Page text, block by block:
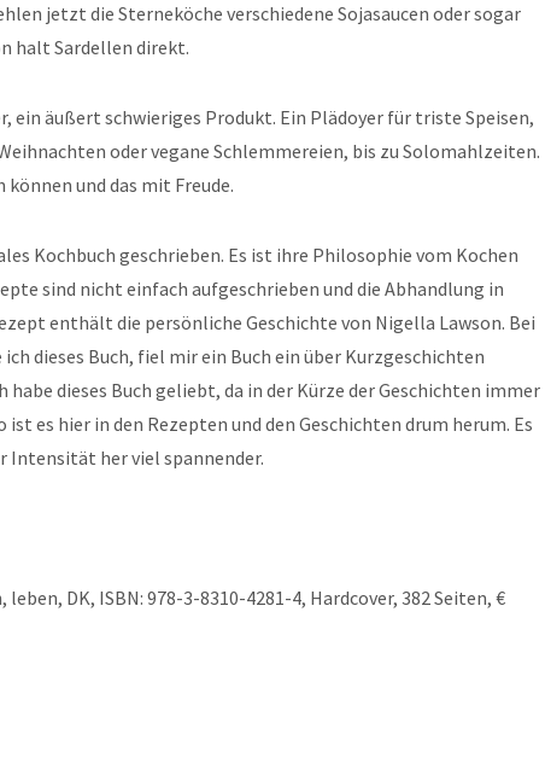
jetzt die Sterneköche verschiedene Sojasaucen oder sogar
halt Sardellen direkt.
ein äußert schwieriges Produkt. Ein Plädoyer für triste Speisen,
oder vegane Schlemmereien, bis zu Solomahlzeiten.
und das mit Freude.
Kochbuch geschrieben. Es ist ihre Philosophie vom Kochen
sind nicht einfach aufgeschrieben und die Abhandlung in
enthält die persönliche Geschichte von Nigella Lawson. Bei
dieses Buch, fiel mir ein Buch ein über Kurzgeschichten
habe dieses Buch geliebt, da in der Kürze der Geschichten immer
ist es hier in den Rezepten und den Geschichten drum herum. Es
Intensität her viel spannender.
DK, ISBN: 978-3-8310-4281-4, Hardcover, 382 Seiten, €